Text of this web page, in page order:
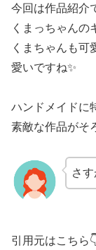
今回は作品紹介
くまっちゃんの
くまちゃんも可
愛いですね✨
ハンドメイドに
素敵な作品がそ
さ
引用元はこちら